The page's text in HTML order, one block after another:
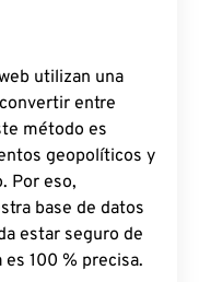
utilizan una
entre
método es
geopolíticos y
Por eso,
base de datos
estar seguro de
100 % precisa.